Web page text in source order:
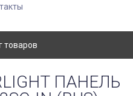
товаров
ПАНЕЛЬ